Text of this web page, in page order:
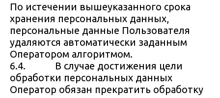
По истечении вышеуказанного срока
хранения персональных данных,
персональные данные Пользователя
удаляются автоматически заданным
Оператором алгоритмом.
6.4. В случае достижения цели
обработки персональных данных
Оператор обязан прекратить обработку